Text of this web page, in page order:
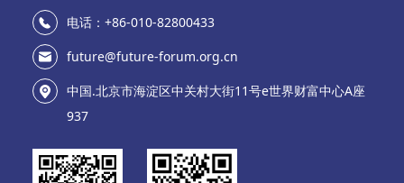
电话：+86-010-82800433
future@future-forum.org.cn
中国.北京市海淀区中关村大街11号e世界财富中心A座
937